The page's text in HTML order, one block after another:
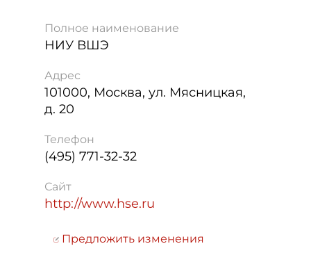
Полное наименование
НИУ ВШЭ
Адрес
101000, Москва, ул. Мясницкая,
д. 20
Телефон
(495) 771-32-32
Сайт
http://www.hse.ru
Предложить изменения